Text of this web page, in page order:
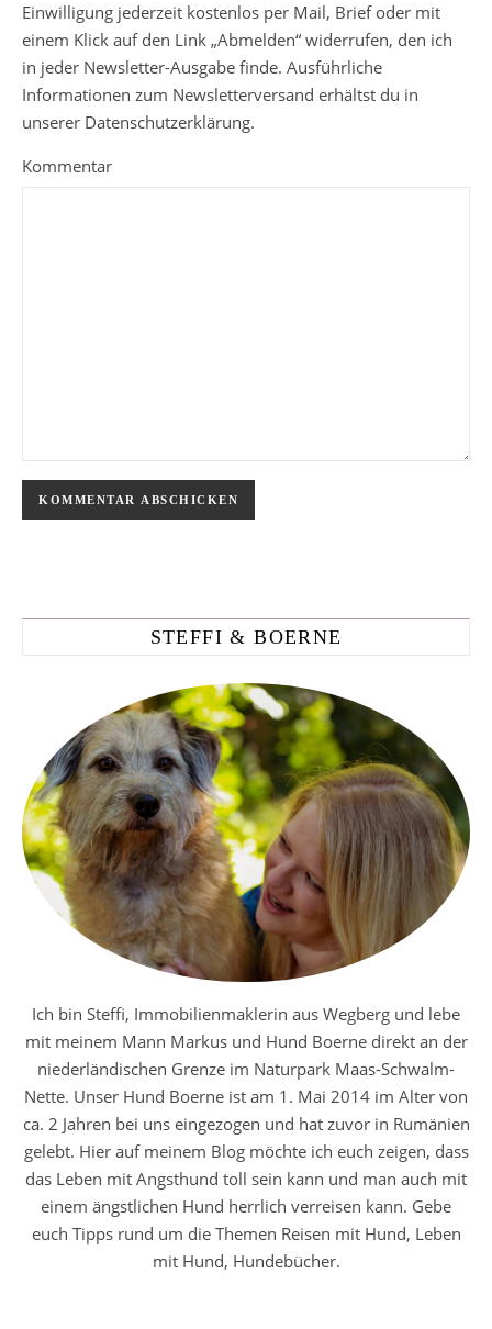
Einwilligung jederzeit kostenlos per Mail, Brief oder mit
einem Klick auf den Link „Abmelden“ widerrufen, den ich
in jeder Newsletter-Ausgabe finde. Ausführliche
Informationen zum Newsletterversand erhältst du in
unserer Datenschutzerklärung.
Kommentar
STEFFI & BOERNE
Ich bin Steffi, Immobilienmaklerin aus Wegberg und lebe
mit meinem Mann Markus und Hund Boerne direkt an der
niederländischen Grenze im Naturpark Maas-Schwalm-
Nette. Unser Hund Boerne ist am 1. Mai 2014 im Alter von
ca. 2 Jahren bei uns eingezogen und hat zuvor in Rumänien
gelebt. Hier auf meinem Blog möchte ich euch zeigen, dass
das Leben mit Angsthund toll sein kann und man auch mit
einem ängstlichen Hund herrlich verreisen kann. Gebe
euch Tipps rund um die Themen Reisen mit Hund, Leben
mit Hund, Hundebücher.